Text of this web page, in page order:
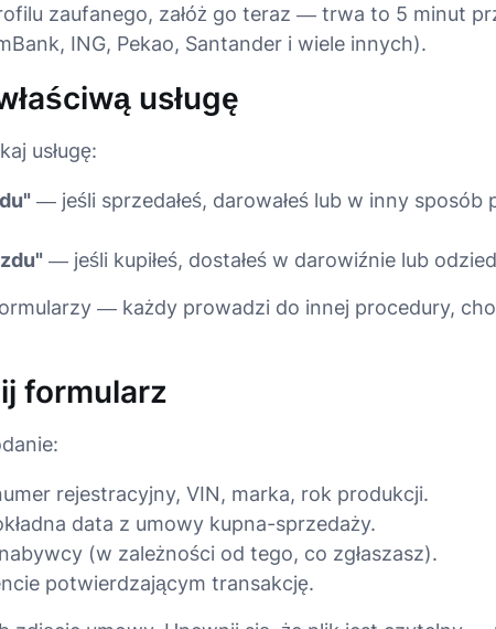
zaufanego, załóż go teraz — trwa to 5 minut
ING, Pekao, Santander i wiele innych).
usługę
usługę:
— jeśli sprzedałeś, darowałeś lub w inny sposób
— jeśli kupiłeś, dostałeś w darowiźnie lub
— każdy prowadzi do innej procedury,
formularz
rejestracyjny, VIN, marka, rok produkcji.
data z umowy kupna-sprzedaży.
(w zależności od tego, co zgłaszasz).
potwierdzającym transakcję.